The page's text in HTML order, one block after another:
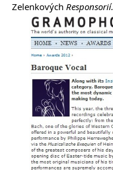
Zelenkových Responsorií.